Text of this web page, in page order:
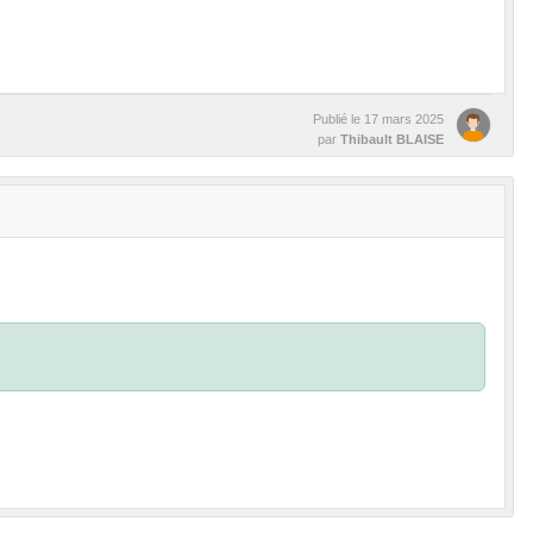
Publié le 17 mars 2025
par Thibault BLAISE